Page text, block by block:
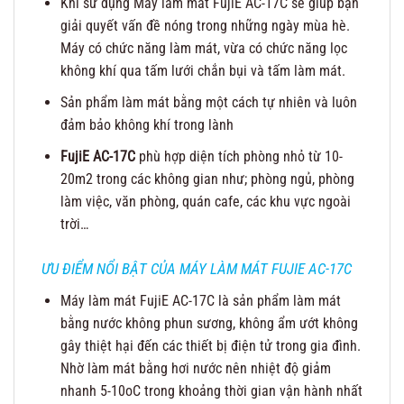
Khi sử dụng Máy làm mát FujiE AC-17C sẽ giúp bạn
giải quyết vấn đề nóng trong những ngày mùa hè.
Máy có chức năng làm mát, vừa có chức năng lọc
không khí qua tấm lưới chắn bụi và tấm làm mát.
Sản phẩm làm mát bằng một cách tự nhiên và luôn
đảm bảo không khí trong lành
FujiE AC-17Cphù hợp diện tích phòng nhỏ từ 10-
20m2 trong các không gian như; phòng ngủ, phòng
làm việc, văn phòng, quán cafe, các khu vực ngoài
trời…
ƯU ĐIỂM NỔI BẬT CỦA MÁY LÀM MÁT FUJIE AC-17C
Máy làm mát FujiE AC-17C là sản phẩm làm mát
bằng nước không phun sương, không ẩm ướt không
gây thiệt hại đến các thiết bị điện tử trong gia đình.
Nhờ làm mát bằng hơi nước nên nhiệt độ giảm
nhanh 5-10oC trong khoảng thời gian vận hành nhất